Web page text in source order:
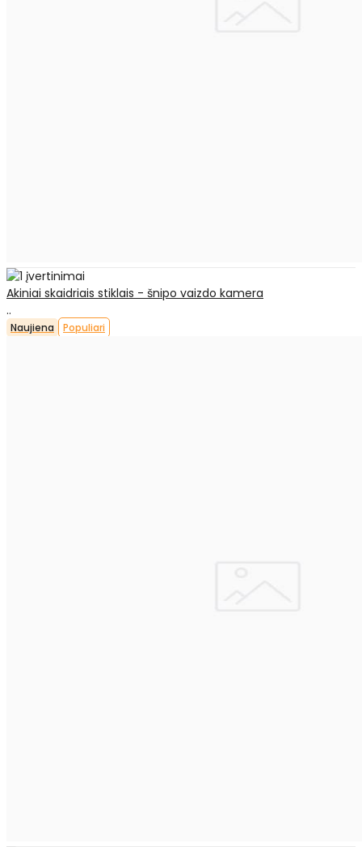
Akiniai skaidriais stiklais - šnipo vaizdo kamera
..
Naujiena Populiari